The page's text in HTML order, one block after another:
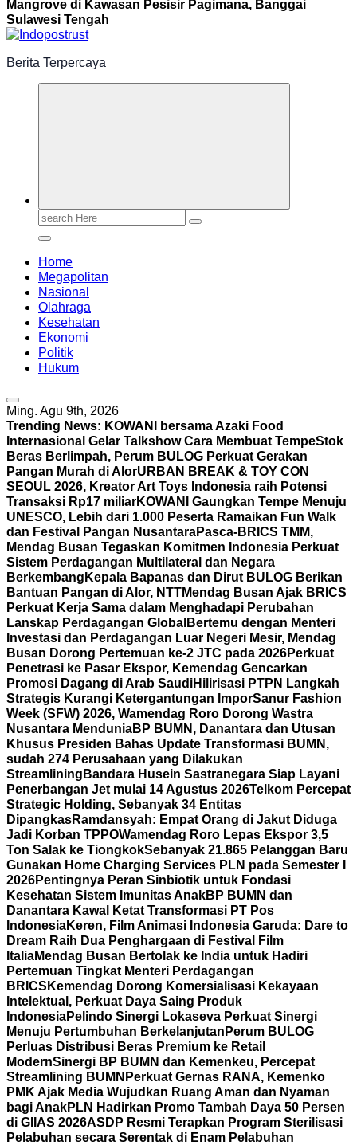
Mangrove di Kawasan Pesisir Pagimana, Banggai
Sulawesi Tengah
Berita Terpercaya
Search
Home
Megapolitan
Nasional
Olahraga
Kesehatan
Ekonomi
Politik
Hukum
Ming. Agu 9th, 2026
Trending News: KOWANI bersama Azaki Food
Internasional Gelar Talkshow Cara Membuat TempeStok
Beras Berlimpah, Perum BULOG Perkuat Gerakan
Pangan Murah di AlorURBAN BREAK & TOY CON
SEOUL 2026, Kreator Art Toys Indonesia raih Potensi
Transaksi Rp17 miliarKOWANI Gaungkan Tempe Menuju
UNESCO, Lebih dari 1.000 Peserta Ramaikan Fun Walk
dan Festival Pangan NusantaraPasca-BRICS TMM,
Mendag Busan Tegaskan Komitmen Indonesia Perkuat
Sistem Perdagangan Multilateral dan Negara
Berkembang Kepala Bapanas dan Dirut BULOG Berikan
Bantuan Pangan di Alor, NTTMendag Busan Ajak BRICS
Perkuat Kerja Sama dalam Menghadapi Perubahan
Lanskap Perdagangan Global Bertemu dengan Menteri
Investasi dan Perdagangan Luar Negeri Mesir, Mendag
Busan Dorong Pertemuan ke-2 JTC pada 2026Perkuat
Penetrasi ke Pasar Ekspor, Kemendag Gencarkan
Promosi Dagang di Arab SaudiHilirisasi PTPN Langkah
Strategis Kurangi Ketergantungan ImporSanur Fashion
Week (SFW) 2026, Wamendag Roro Dorong Wastra
Nusantara MenduniaBP BUMN, Danantara dan Utusan
Khusus Presiden Bahas Update Transformasi BUMN,
sudah 274 Perusahaan yang Dilakukan
Streamlining Bandara Husein Sastranegara Siap Layani
Penerbangan Jet mulai 14 Agustus 2026Telkom Percepat
Strategic Holding, Sebanyak 34 Entitas
DipangkasRamdansyah: Empat Orang di Jakut Diduga
Jadi Korban TPPOWamendag Roro Lepas Ekspor 3,5
Ton Salak ke TiongkokSebanyak 21.865 Pelanggan Baru
Gunakan Home Charging Services PLN pada Semester I
2026Pentingnya Peran Sinbiotik untuk Fondasi
Kesehatan Sistem Imunitas AnakBP BUMN dan
Danantara Kawal Ketat Transformasi PT Pos
IndonesiaKeren, Film Animasi Indonesia Garuda: Dare to
Dream Raih Dua Penghargaan di Festival Film
ItaliaMendag Busan Bertolak ke India untuk Hadiri
Pertemuan Tingkat Menteri Perdagangan
BRICS Kemendag Dorong Komersialisasi Kekayaan
Intelektual, Perkuat Daya Saing Produk
IndonesiaPelindo Sinergi Lokaseva Perkuat Sinergi
Menuju Pertumbuhan Berkelanjutan Perum BULOG
Perluas Distribusi Beras Premium ke Retail
ModernSinergi BP BUMN dan Kemenkeu, Percepat
Streamlining BUMN Perkuat Gernas RANA, Kemenko
PMK Ajak Media Wujudkan Ruang Aman dan Nyaman
bagi AnakPLN Hadirkan Promo Tambah Daya 50 Persen
di GIIAS 2026ASDP Resmi Terapkan Program Sterilisasi
Pelabuhan secara Serentak di Enam Pelabuhan